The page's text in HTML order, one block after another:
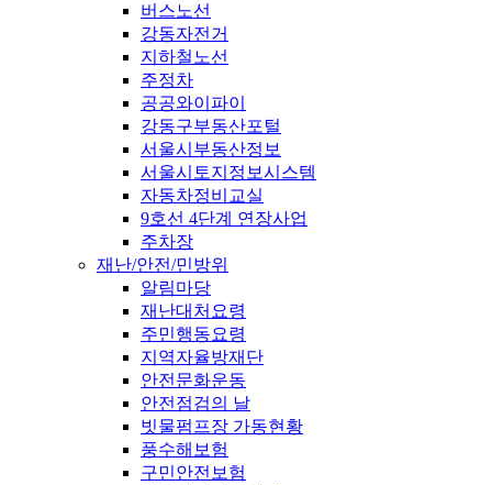
버스노선
강동자전거
지하철노선
주정차
공공와이파이
강동구부동산포털
서울시부동산정보
서울시토지정보시스템
자동차정비교실
9호선 4단계 연장사업
주차장
재난/안전/민방위
알림마당
재난대처요령
주민행동요령
지역자율방재단
안전문화운동
안전점검의 날
빗물펌프장 가동현황
풍수해보험
구민안전보험